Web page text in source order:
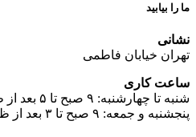
ما را بیابید
نشانی
تهران خیابان فاطمی
ساعت کاری
شنبه تا چهارشنبه: ۹ صبح تا ۵ بعد از ظهر
پنجشنبه و جمعه: ۹ صبح تا ۳ بعد از ظهر